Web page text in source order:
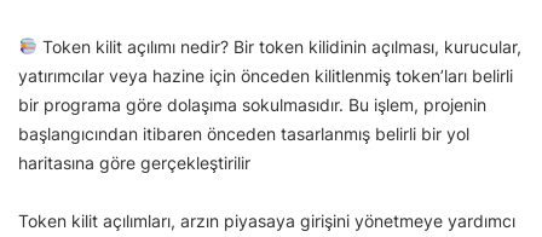
Token kilit açılımı nedir? Bir token kilidinin açılması, kurucular,
yatırımcılar veya hazine için önceden kilitlenmiş token’ları belirli
bir programa göre dolaşıma sokulmasıdır. Bu işlem, projenin
başlangıcından itibaren önceden tasarlanmış belirli bir yol
haritasına göre gerçekleştirilir
Token kilit açılımları, arzın piyasaya girişini yönetmeye yardımcı